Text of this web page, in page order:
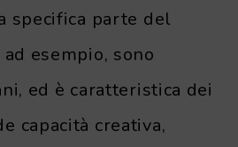
specifica parte del
esempio, sono
ed è caratteristica dei
capacità creativa,